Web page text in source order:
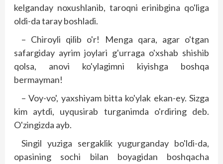
kelganday noxushlanib, taroqni erinibgina qo'liga
oldi-da taray boshladi.
– Chiroyli qilib o'r! Menga qara, agar o'tgan
safargiday ayrim joylari g'urraga o'xshab shishib
qolsa, anovi ko'ylagimni kiyishga boshqa
bermayman!
– Voy-vo', yaxshiyam bitta ko'ylak ekan-ey. Sizga
kim aytdi, uyqusirab turganimda o'rdiring deb.
O'zingizda ayb.
Singil yuziga sergaklik yugurganday bo'ldi-da,
opasining sochi bilan boyagidan boshqacha